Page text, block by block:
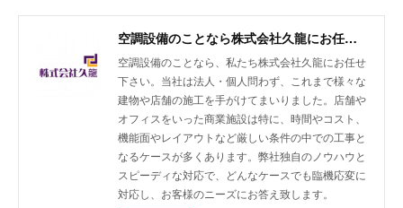
空調設備のことなら株式会社久龍にお任せ下さい
空調設備のことなら、私たち株式会社久龍にお任せ
下さい。当社は法人・個人問わず、これまで様々な
建物や店舗の施工を手がけてまいりました。店舗や
オフィスをいった商業施設は特に、時間やコスト、
機能面やレイアウトなど厳しい条件の中での工事と
なるケースが多くあります。弊社独自のノウハウと
スピーディな対応で、どんなケースでも臨機応変に
対応し、お客様のニーズにお答え致します。